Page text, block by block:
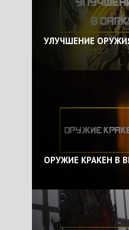
УЛУЧШЕНИЕ ОРУЖИЯ
ОРУЖИЕ КРАКЕН В